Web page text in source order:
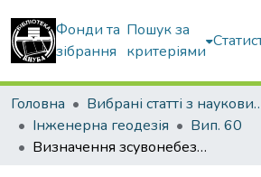
Фонди та
зібрання
Пошук за
критеріями
Головна
Вибрані статті з
Інженерна геодезія
Вип. 60
Визначення зсувонебезпечних ділянок за результатами геодезичного моніторингу